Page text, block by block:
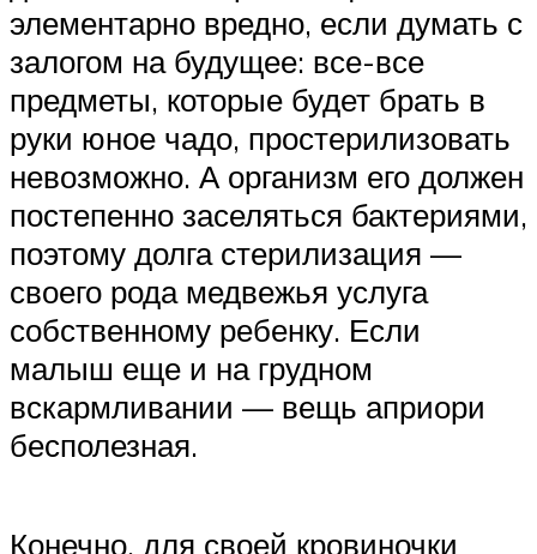
элементарно вредно, если думать с
залогом на будущее: все-все
предметы, которые будет брать в
руки юное чадо, простерилизовать
невозможно. А организм его должен
постепенно заселяться бактериями,
поэтому долга стерилизация —
своего рода медвежья услуга
собственному ребенку. Если
малыш еще и на грудном
вскармливании — вещь априори
бесполезная.
Конечно, для своей кровиночки